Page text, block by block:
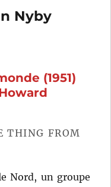
Nyby
(1951)
THING FROM
Nord, un groupe